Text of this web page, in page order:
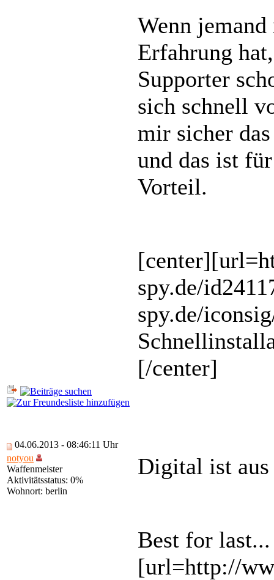
Wenn
Erfahrung
Supporter
sich schnell
mir sicher
und das ist
Vorteil.
spy.de/
spy.de/
[/center]
04.06.2013 - 08:46:11 Uhr
notyou
Waffenmeister
Aktivitätsstatus: 0%
Wohnort: berlin
Digital ist aus
Best for last...
[url=http://